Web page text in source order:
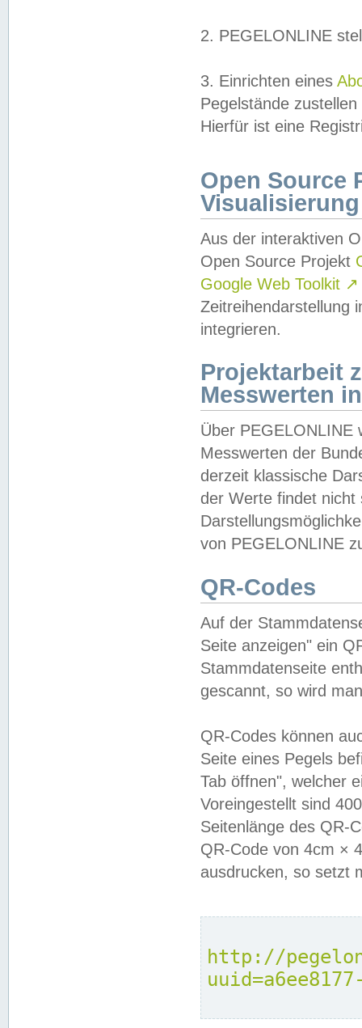
2. PEGELONLINE
3. Einrichten eines
Pegelstände
Hierfür ist eine
Open Source
Visualisierung
Aus der interaktiven
Open Source Projekt
Google Web Toolkit ↗
Zeitreihendarstellung
integrieren.
Projektarbeit
Messwerten
Über PEGELONLINE
Messwerten der
derzeit klassische
der Werte findet
von PEGELONLINE
QR-Codes
Auf der
Seite anzeigen" ein
Stammdatenseite
gescannt, so wird
QR-Codes können
Seite eines Pegels
Tab öffnen", welcher
Voreingestellt sind
Seitenlänge des QR-
QR-Code von 4cm ×
ausdrucken, so setzt
http://